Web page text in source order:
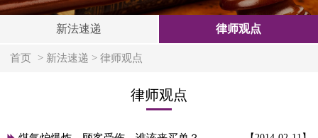
新法速递 律师观点
首页 > 新法速递 > 律师观点
律师观点